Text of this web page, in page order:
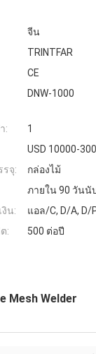
จีน
TRINTFAR
CE
DNW-1000
:
1
USD 10000-
รจุ:
กล่องไม้
ภายใน 90 วันนั
น:
แอล/C, D/A, D/
:
500 ต่อปี
Mesh Welder